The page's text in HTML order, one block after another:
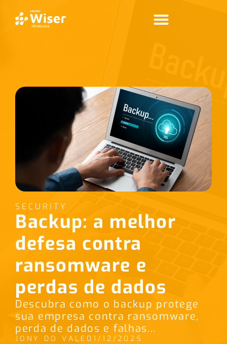
SECURITY
Backup: a melhor
defesa contra
ransomware e
perdas de dados
Descubra como o backup protege
sua empresa contra ransomware,
perda de dados e falhas...
JONY DO VALE 01/12/2025